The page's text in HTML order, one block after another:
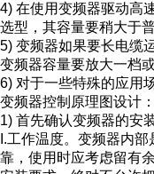
4) 在使用变频器驱动高
选型，其容量要稍大于
5) 变频器如果要长电缆
变频器容量要放大一档
6) 对于一些特殊的应用
变频器控制原理图设计：
1) 首先确认变频器的安
I.工作温度。变频器内
靠，使用时应考虑留有